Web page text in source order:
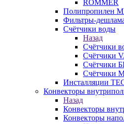
ROMMER
Полипропилен
Фильтры-
Счётчики воды
Назад
Счётчики
Счётчики
Счётчики
Счётчики
Инсталляции
Конвекторы
Назад
Конвекторы
Конвекторы